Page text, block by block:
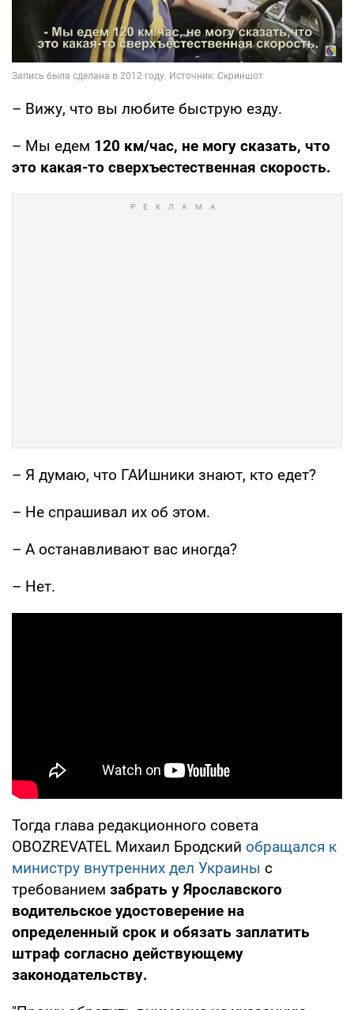
– Вижу, что вы любите быструю езду.
– Мы едем 120 км/час, не могу сказать, что
это какая-то сверхъестественная скорость.
– Я думаю, что ГАИшники знают, кто едет?
– Не спрашивал их об этом.
– А останавливают вас иногда?
– Нет.
Тогда глава редакционного совета
OBOZREVATEL Михаил Бродский обращался к
министру внутренних дел Украины с
требованием забрать у Ярославского
водительское удостоверение на
определенный срок и обязать заплатить
штраф согласно действующему
законодательству.